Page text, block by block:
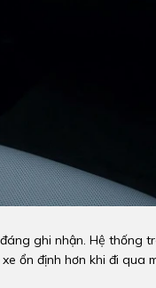
ghi nhận. Hệ thống
ổn định hơn khi đi qua